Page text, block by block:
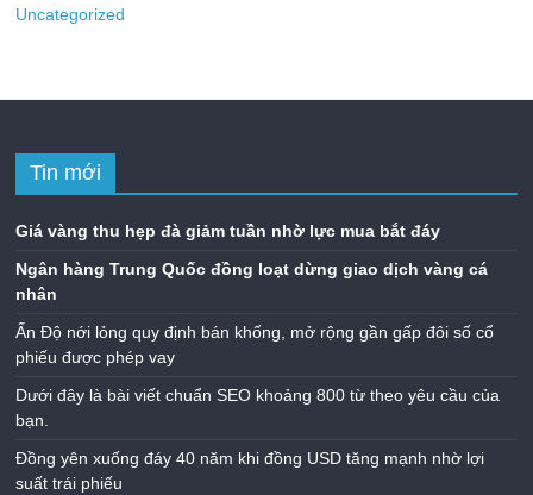
Uncategorized
Tin mới
Giá vàng thu hẹp đà giảm tuần nhờ lực mua bắt đáy
Ngân hàng Trung Quốc đồng loạt dừng giao dịch vàng cá
nhân
Ấn Độ nới lỏng quy định bán khống, mở rộng gần gấp đôi số cổ
phiếu được phép vay
Dưới đây là bài viết chuẩn SEO khoảng 800 từ theo yêu cầu của
bạn.
Đồng yên xuống đáy 40 năm khi đồng USD tăng mạnh nhờ lợi
suất trái phiếu